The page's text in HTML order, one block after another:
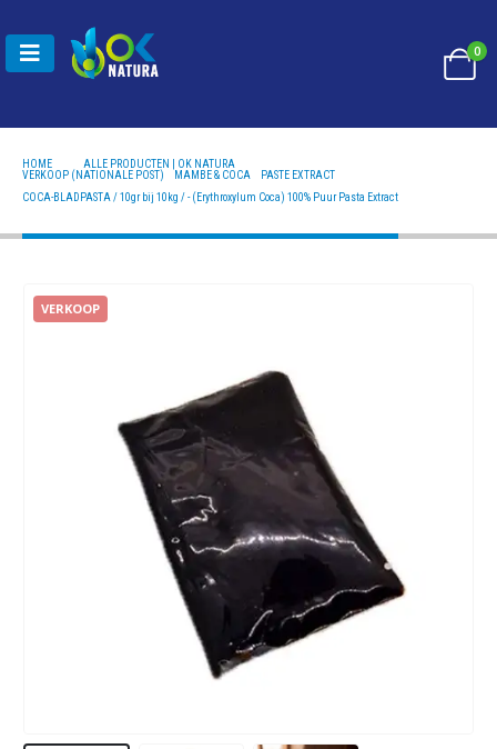
0
HOME
ALLE PRODUCTEN | OK NATURA
VERKOOP (NATIONALE POST)
MAMBE & COCA
PASTE EXTRACT
COCA-BLADPASTA / 10gr bij 10kg / - (Erythroxylum Coca) 100% Puur Pasta Extract
VERKOOP